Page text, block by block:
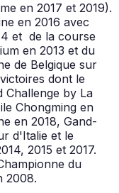
en 2017 et 2019).
en 2016 avec
et de la course
en 2013 et du
de Belgique sur
dont le
Challenge by La
Chongming en
en 2018, Gand-
d'Italie et le
2015 et 2017.
du
2008.